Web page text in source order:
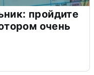
пройдите
очень